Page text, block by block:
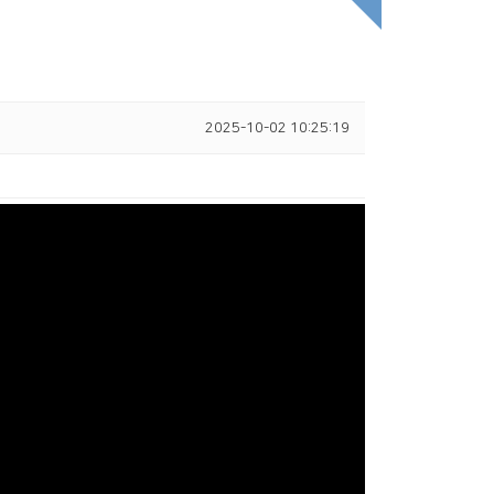
2025-10-02 10:25:19